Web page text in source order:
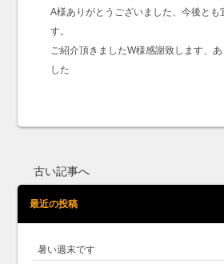
A様ありがとうございました、今後とも
す。
ご紹介頂きましたW様感謝致します、あ
した
古い記事へ
最近の投稿
暑い週末です